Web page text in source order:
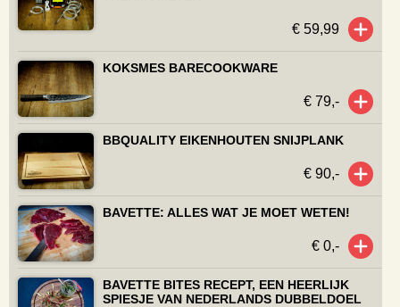
€ 59,99
KOKSMES BARECOOKWARE
€ 79,-
BBQUALITY EIKENHOUTEN SNIJPLANK
€ 90,-
BAVETTE: ALLES WAT JE MOET WETEN!
€ 0,-
BAVETTE BITES RECEPT, EEN HEERLIJK
SPIESJE VAN NEDERLANDS DUBBELDOEL